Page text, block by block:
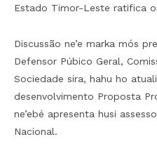
Estado Timor-Leste ratifica
Discussão ne’e marka mós
Defensor Púbico Geral,
Sociedade sira, hahu ho
desenvolvimento Proposta
ne’ebé apresenta husi
Nacional.